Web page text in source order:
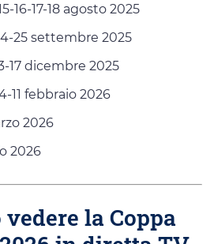
16-17-18 agosto 2025
25 settembre 2025
17 dicembre 2025
11 febbraio 2026
2026
2026
la Coppa